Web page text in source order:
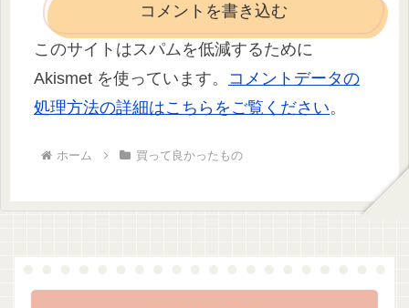
コメントを書き込む
このサイトはスパムを低減するために
Akismet を使っています。 コメントデータの
処理方法の詳細はこちらをご覧ください。
ホーム 買って良かったもの